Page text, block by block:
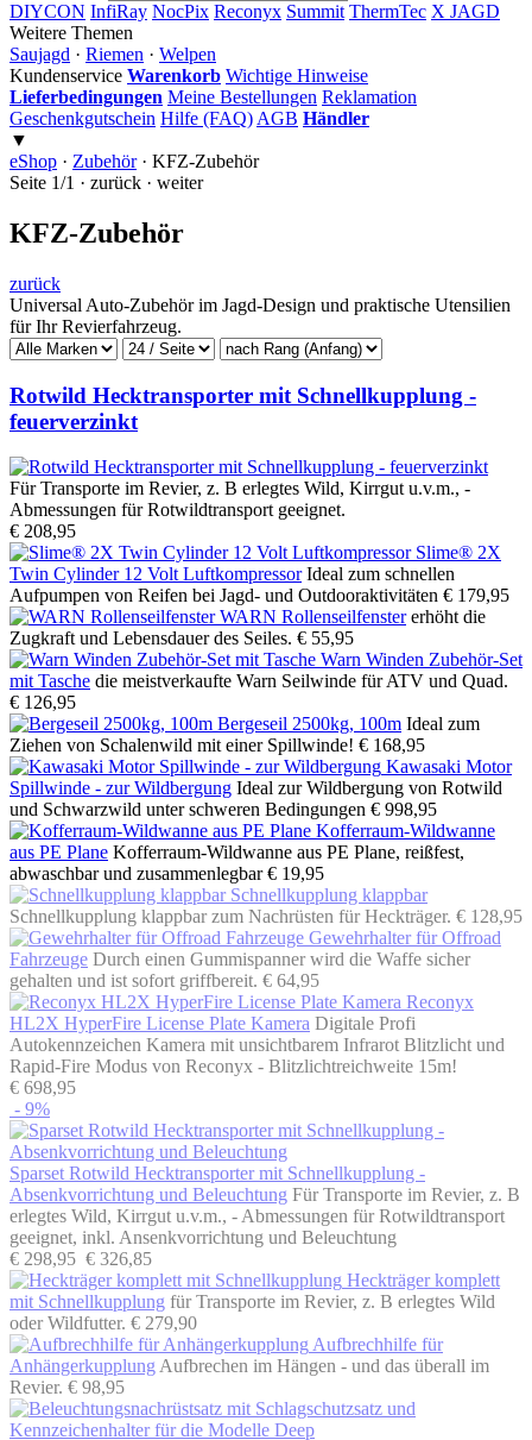
DIYCON InfiRay NocPix Reconyx Summit ThermTec X JAGD
Weitere Themen
Saujagd · Riemen · Welpen
Kundenservice Warenkorb Wichtige Hinweise
Lieferbedingungen Meine Bestellungen Reklamation
Geschenkgutschein Hilfe (FAQ) AGB Händler
▼
eShop · Zubehör· KFZ-Zubehör
Seite 1/1 · zurück · weiter
KFZ-Zubehör
zurück
Universal Auto-Zubehör im Jagd-Design und praktische Utensilien
für Ihr Revierfahrzeug.
Rotwild Hecktransporter mit Schnellkupplung -
feuerverzinkt
Für Transporte im Revier, z. B erlegtes Wild, Kirrgut u.v.m., -
Abmessungen für Rotwildtransport geeignet.
€ 208,95
Slime® 2X
Twin Cylinder 12 Volt Luftkompressor Ideal zum schnellen
Aufpumpen von Reifen bei Jagd- und Outdooraktivitäten € 179,95
WARN Rollenseilfenster erhöht die
Zugkraft und Lebensdauer des Seiles. € 55,95
Warn Winden Zubehör-Set
mit Tasche die meistverkaufte Warn Seilwinde für ATV und Quad.
€ 126,95
Bergeseil 2500kg, 100m Ideal zum
Ziehen von Schalenwild mit einer Spillwinde! € 168,95
Kawasaki Motor
Spillwinde - zur Wildbergung Ideal zur Wildbergung von Rotwild
und Schwarzwild unter schweren Bedingungen € 998,95
Kofferraum-Wildwanne
aus PE Plane Kofferraum-Wildwanne aus PE Plane, reißfest,
abwaschbar und zusammenlegbar € 19,95
Schnellkupplung klappbar
Schnellkupplung klappbar zum Nachrüsten für Heckträger. € 128,95
Gewehrhalter für Offroad
Fahrzeuge Durch einen Gummispanner wird die Waffe sicher
gehalten und ist sofort griffbereit. € 64,95
Reconyx
HL2X HyperFire License Plate Kamera Digitale Profi
Autokennzeichen Kamera mit unsichtbarem Infrarot Blitzlicht und
Rapid-Fire Modus von Reconyx - Blitzlichtreichweite 15m!
€ 698,95
- 9%
Sparset Rotwild Hecktransporter mit Schnellkupplung -
Absenkvorrichtung und Beleuchtung Für Transporte im Revier, z. B
erlegtes Wild, Kirrgut u.v.m., - Abmessungen für Rotwildtransport
geeignet, inkl. Ansenkvorrichtung und Beleuchtung
€ 298,95 € 326,85
Heckträger komplett
mit Schnellkupplung für Transporte im Revier, z. B erlegtes Wild
oder Wildfutter. € 279,90
Aufbrechhilfe für
Anhängerkupplung Aufbrechen im Hängen - und das überall im
Revier. € 98,95